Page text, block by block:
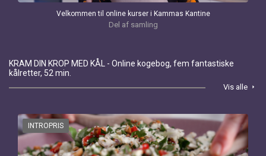
Velkommen til online kurser i Kammas Kantine
Del af samling
KRAM DIN KROP MED KÅL - Online kogebog, fem fantastiske
kålretter, 52 min.
Vis alle arrow_right
INTROPRIS